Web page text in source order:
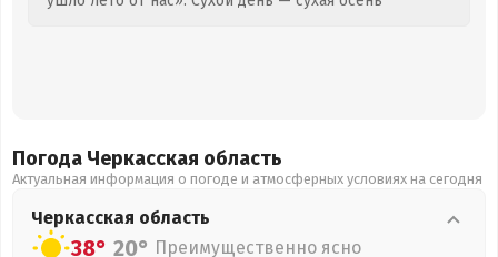
Погода Черкасская область
Актуальная информация о погоде и атмосферных условиях на сегодня
Черкасская область
38° 20° Преимущественно ясно